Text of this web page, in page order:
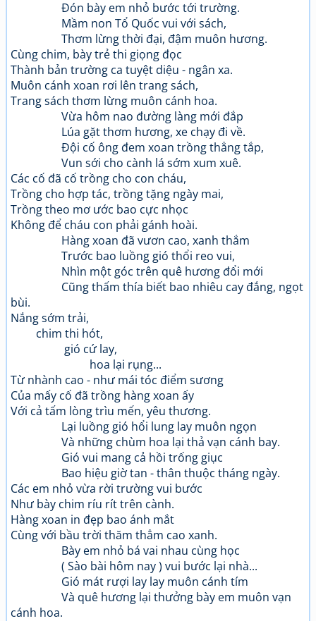
Đón bày em nhỏ bước tới trường.
Mầm non Tổ Quốc vui với sách,
Thơm lừng thời đại, đậm muôn hương.
Cùng chim, bày trẻ thi giọng đọc
Thành bản trường ca tuyệt diệu - ngân xa.
Muôn cánh xoan rơi lên trang sách,
Trang sách thơm lừng muôn cánh hoa.
Vừa hôm nao đường làng mới đắp
Lúa gặt thơm hương, xe chạy đi về.
Đội cố ông đem xoan trồng thẳng tắp,
Vun sới cho cành lá sớm xum xuê.
Các cố đã cố trồng cho con cháu,
Trồng cho hợp tác, trồng tặng ngày mai,
Trồng theo mơ ước bao cực nhọc
Không để cháu con phải gánh hoài.
Hàng xoan đã vươn cao, xanh thắm
Trước bao luồng gió thổi reo vui,
Nhìn một góc trên quê hương đổi mới
Cũng thấm thía biết bao nhiêu cay đắng, ngọt
bùi.
Nắng sớm trải,
chim thi hót,
gió cứ lay,
hoa lại rụng...
Từ nhành cao - như mái tóc điểm sương
Của mấy cố đã trồng hàng xoan ấy
Với cả tấm lòng trìu mến, yêu thương.
Lại luồng gió hổi lung lay muôn ngọn
Và những chùm hoa lại thả vạn cánh bay.
Gió vui mang cả hồi trống giục
Bao hiệu giờ tan - thân thuộc tháng ngày.
Các em nhỏ vừa rời trường vui bước
Như bày chim ríu rít trên cành.
Hàng xoan in đẹp bao ánh mắt
Cùng với bầu trời thăm thẳm cao xanh.
Bày em nhỏ bá vai nhau cùng học
( Sào bài hôm nay ) vui bước lại nhà...
Gió mát rượi lay lay muôn cánh tím
Và quê hương lại thưởng bày em muôn vạn
cánh hoa.